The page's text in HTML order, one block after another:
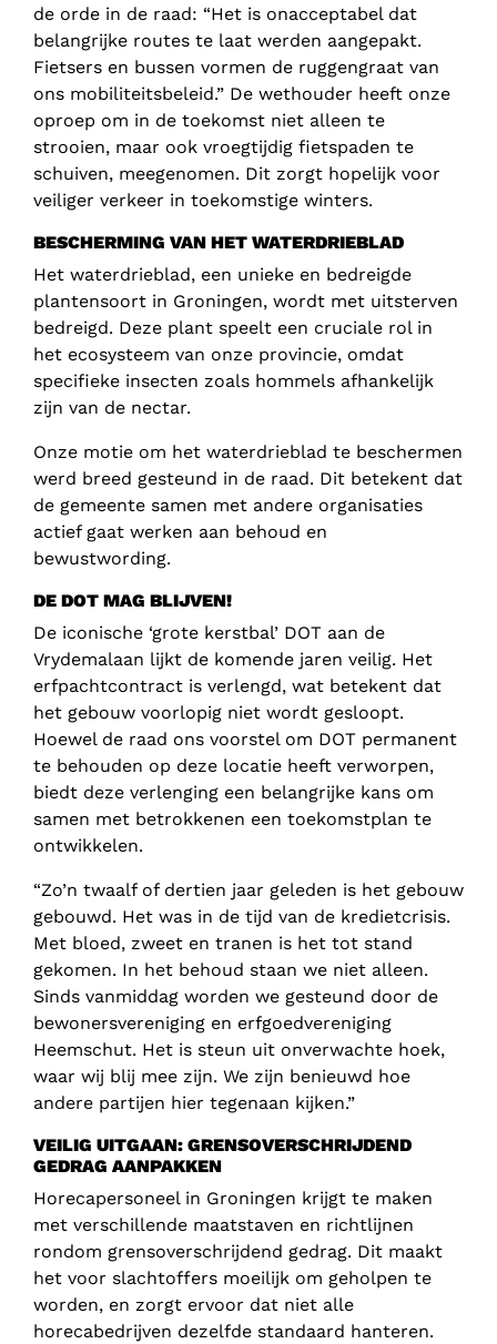
de orde in de raad: “Het is onacceptabel dat
belangrijke routes te laat werden aangepakt.
Fietsers en bussen vormen de ruggengraat van
ons mobiliteitsbeleid.” De wethouder heeft onze
oproep om in de toekomst niet alleen te
strooien, maar ook vroegtijdig fietspaden te
schuiven, meegenomen. Dit zorgt hopelijk voor
veiliger verkeer in toekomstige winters.
BESCHERMING VAN HET WATERDRIEBLAD
Het waterdrieblad, een unieke en bedreigde
plantensoort in Groningen, wordt met uitsterven
bedreigd. Deze plant speelt een cruciale rol in
het ecosysteem van onze provincie, omdat
specifieke insecten zoals hommels afhankelijk
zijn van de nectar.
Onze motie om het waterdrieblad te beschermen
werd breed gesteund in de raad. Dit betekent dat
de gemeente samen met andere organisaties
actief gaat werken aan behoud en
bewustwording.
DE DOT MAG BLIJVEN!
De iconische ‘grote kerstbal’ DOT aan de
Vrydemalaan lijkt de komende jaren veilig. Het
erfpachtcontract is verlengd, wat betekent dat
het gebouw voorlopig niet wordt gesloopt.
Hoewel de raad ons voorstel om DOT permanent
te behouden op deze locatie heeft verworpen,
biedt deze verlenging een belangrijke kans om
samen met betrokkenen een toekomstplan te
ontwikkelen.
“Zo’n twaalf of dertien jaar geleden is het gebouw
gebouwd. Het was in de tijd van de kredietcrisis.
Met bloed, zweet en tranen is het tot stand
gekomen. In het behoud staan we niet alleen.
Sinds vanmiddag worden we gesteund door de
bewonersvereniging en erfgoedvereniging
Heemschut. Het is steun uit onverwachte hoek,
waar wij blij mee zijn. We zijn benieuwd hoe
andere partijen hier tegenaan kijken.”
VEILIG UITGAAN: GRENSOVERSCHRIJDEND
GEDRAG AANPAKKEN
Horecapersoneel in Groningen krijgt te maken
met verschillende maatstaven en richtlijnen
rondom grensoverschrijdend gedrag. Dit maakt
het voor slachtoffers moeilijk om geholpen te
worden, en zorgt ervoor dat niet alle
horecabedrijven dezelfde standaard hanteren.